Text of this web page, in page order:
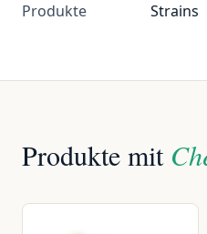
Produkte
Strains
Produkte mit